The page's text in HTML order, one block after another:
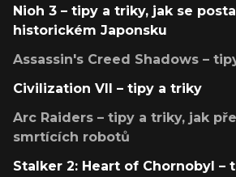
Nioh 3 – tipy a triky, jak se
historickém Japonsku
Assassin's Creed Shadows –
Civilization VII – tipy a triky
Arc Raiders – tipy a triky, jak
smrtících robotů
Stalker 2: Heart of Chornobyl –